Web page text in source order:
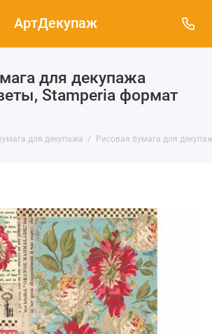
АртДекупаж
для декупажа
Stamperia формат
для декупажа Рисовая бумага для